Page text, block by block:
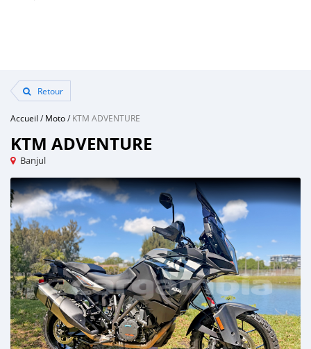
Retour
Accueil /Moto/KTM ADVENTURE
KTM ADVENTURE
Banjul